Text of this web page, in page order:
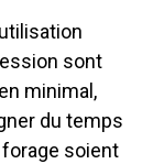
sont
minimal,
du temps
soient